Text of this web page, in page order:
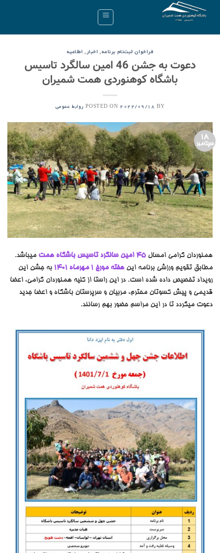
فراخوان ثبت‌نام برنامه, اخبار , اطلاعیه
دعوت به جشن 46 امین سالگرد تاسیس
باشگاه کوهنوردی همت شمیران
POSTED ON 2022/09/18 BY روابط عمومی
18
سپتامبر
همنوردان گرامی امسال45 امین سالگرد تاسیس باشگاه همت
میباشد.
مطابق تقویم ورزشی برنامه اینهفته مورخ 1 مهرماه 1401
به جشن این
رویداد تخصیص داده شده است. در این راستا از کلیه همنوردان گرامی، اعضا
قدیمی و پیش کسوتان محترم، مربیان و سرپرستان باشگاه و اعضا جدید
دعوت میگردد تا در این مراسم حضور بهم رسانند.